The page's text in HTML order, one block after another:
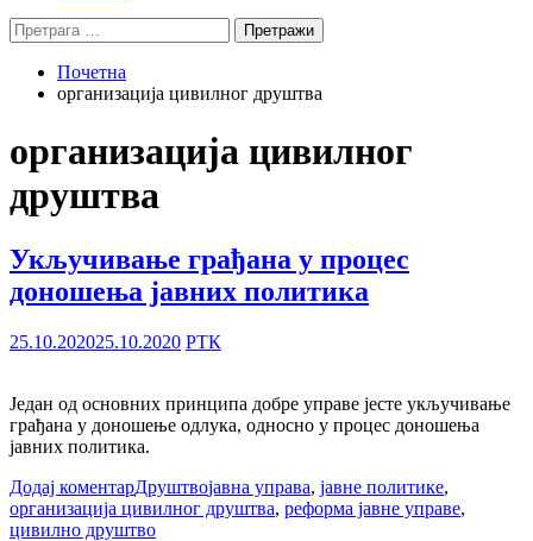
Претрага
за:
Почетна
организација цивилног друштва
организација цивилног
друштва
Укључивање грађана у процес
доношења јавних политика
25.10.202025.10.2020 РТК
Један од основних принципа добре управе јесте укључивање
грађана у доношење одлука, односно у процес доношења
јавних политика.
Додај коментарДруштвојавна управа, јавне политике,
организација цивилног друштва, реформа јавне управе,
цивилно друштво